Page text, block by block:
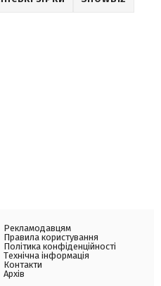
Рекламодавцям
Правила користування
Політика конфіденційності
Технічна інформація
Контакти
Архів